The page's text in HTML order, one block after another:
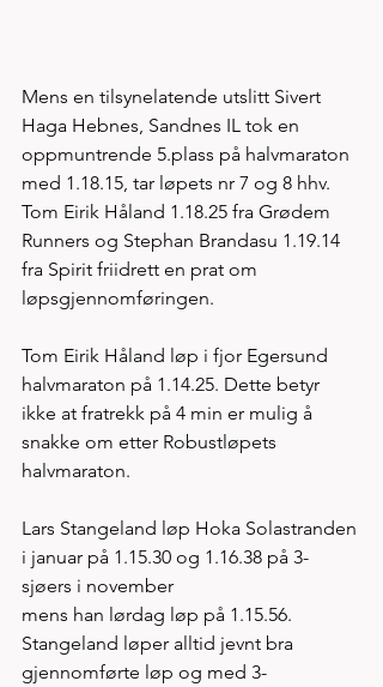
Mens en tilsynelatende utslitt Sivert
Haga Hebnes, Sandnes IL tok en
oppmuntrende 5.plass på halvmaraton
med 1.18.15, tar løpets nr 7 og 8 hhv.
Tom Eirik Håland 1.18.25 fra Grødem
Runners og Stephan Brandasu 1.19.14
fra Spirit friidrett en prat om
løpsgjennomføringen.
Tom Eirik Håland løp i fjor Egersund
halvmaraton på 1.14.25. Dette betyr
ikke at fratrekk på 4 min er mulig å
snakke om etter Robustløpets
halvmaraton.
Lars Stangeland løp Hoka Solastranden
i januar på 1.15.30 og 1.16.38 på 3-
sjøers i november
mens han lørdag løp på 1.15.56.
Stangeland løper alltid jevnt bra
gjennomførte løp og med 3-